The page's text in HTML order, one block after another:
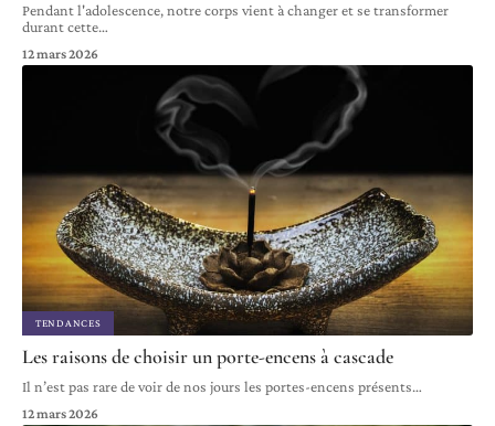
Pendant l'adolescence, notre corps vient à changer et se transformer
durant cette…
12 mars 2026
TENDANCES
Les raisons de choisir un porte-encens à cascade
Il n’est pas rare de voir de nos jours les portes-encens présents…
12 mars 2026